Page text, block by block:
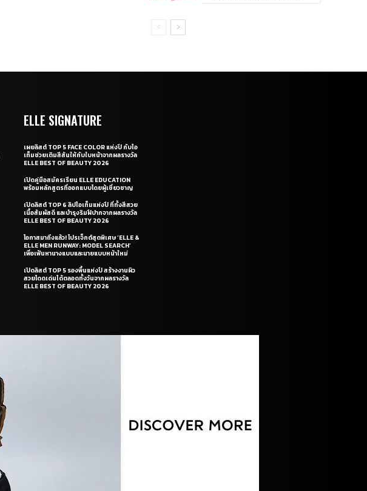
ELLE SIGNATURE
เผยลิสต์ TOP 5 FACE COLOR แห่งปี กับไอ
เท็มช่วยเติมสีสันให้กับใบหน้าจากผลรางวัล
ELLE BEST OF BEAUTY 2026
เปิดคู่มือสมัครเรียน ELLE EDUCATION
พร้อมหลักสูตรที่ออกแบบโดยผู้เชี่ยวชาญ
เปิดลิสต์ TOP 6 ลิปไอเท็มแห่งปี ที่ทั้งสีสวย
เนื้อสัมผัสดี และบำรุงริมฝีปากจากผลรางวัล
ELLE BEST OF BEAUTY 2026
โอกาสมาถึงแล้ว! โปรเจ็กต์สุดพิเศษ ‘ELLE &
ELLE MEN RUNWAY: MODEL SEARCH’
เพื่อเฟ้นหานางแบบและนายแบบหน้าใหม่
เปิดลิสต์ TOP 5 รองพื้นแห่งปี สร้างงานผิว
สวยโดดเด่นได้ตลอดทั้งวันจากผลรางวัล
ELLE BEST OF BEAUTY 2026